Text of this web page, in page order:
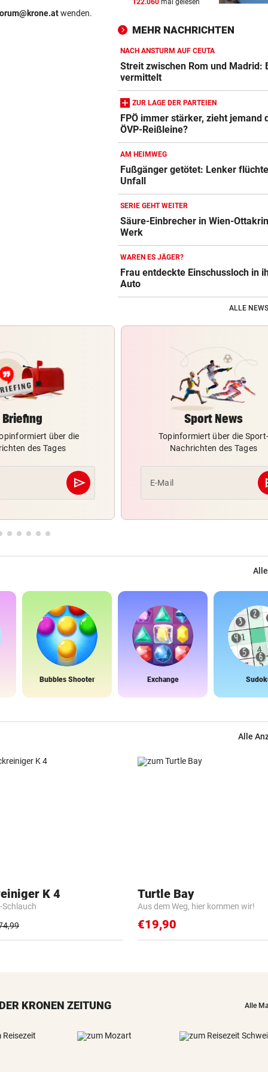
wenden.
URSACHE WOHL BEKANNT vor
Bewohner evakuiert
RÜCKSCHLAG VOR US OPEN vor 2
Sabalenka und Pegula in
früh ausgeschieden
SEGELN: vor 2
OeSV-Duos bei Olympia-Test
LA auf Endrang acht
122.060 mal gelesen
MEHR NACHRICHTEN
NACH ANSTURM AUF CEUTA
Streit zwischen Rom und Madrid:
vermittelt
ZUR LAGE DER PARTEIEN
FPÖ immer stärker, zieht jemand
ÖVP-Reißleine?
AM HEIMWEG
Fußgänger getötet: Lenker
Unfall
SERIE GEHT WEITER
Säure-Einbrecher in Wien-
Werk
WAREN ES JÄGER?
Frau entdeckte Einschussloch in
Auto
ALLE
Briefing
über die
des Tages
send
Abschicken
Sport News
Topinformiert über die Sport-
Nachrichten des Tages
E-Mail
Bubbles Shooter Exchange
Alle
K 4
Schlauch
Turtle Bay
Aus dem Weg, hier kommen wir!
€19,90
KRONEN ZEITUNG Alle